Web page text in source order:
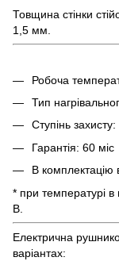
Товщина стінки
1,5 мм.
Робоча
Тип
Ступінь
Гарантія: 60 міс
В комплектацію
* при температурі в
В.
Електрична
варіантах: